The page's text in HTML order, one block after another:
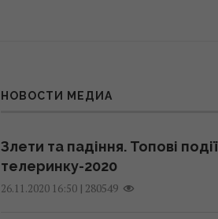
НОВОСТИ МЕДИА
Злети та падіння. Топові події
телеринку-2020
26.11.2020 16:50| 280549